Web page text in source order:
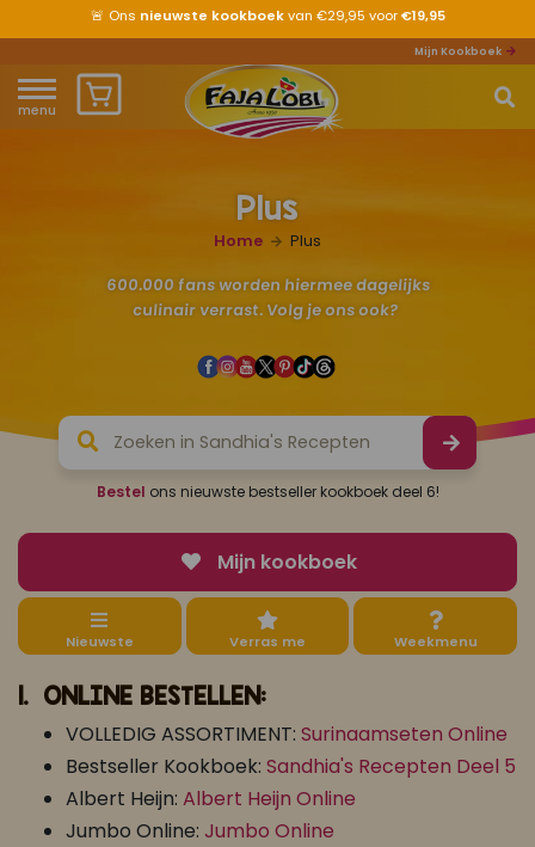
😋Onsnieuwste receptal bekeken?
Mijn Kookboek
menu
Waar ben je naar op zoek?
Home
Over ons
Recepten
Mijn kookboek
Koop ons bestseller kookboek
Ofklik hierom je aan te melden voor Mijn Kookboek.
Plus
Home Plus
600.000 fans worden hiermee dagelijks
culinair verrast. Volg je ons ook?
Bestel ons nieuwste bestseller kookboek deel 6!
Mijn kookboek
Nieuwste Verras me Weekmenu
1. ONLINE BESTELLEN:
VOLLEDIG ASSORTIMENT: Surinaamseten Online
Bestseller Kookboek: Sandhia's Recepten Deel 5
Albert Heijn: Albert Heijn Online
Jumbo Online: Jumbo Online